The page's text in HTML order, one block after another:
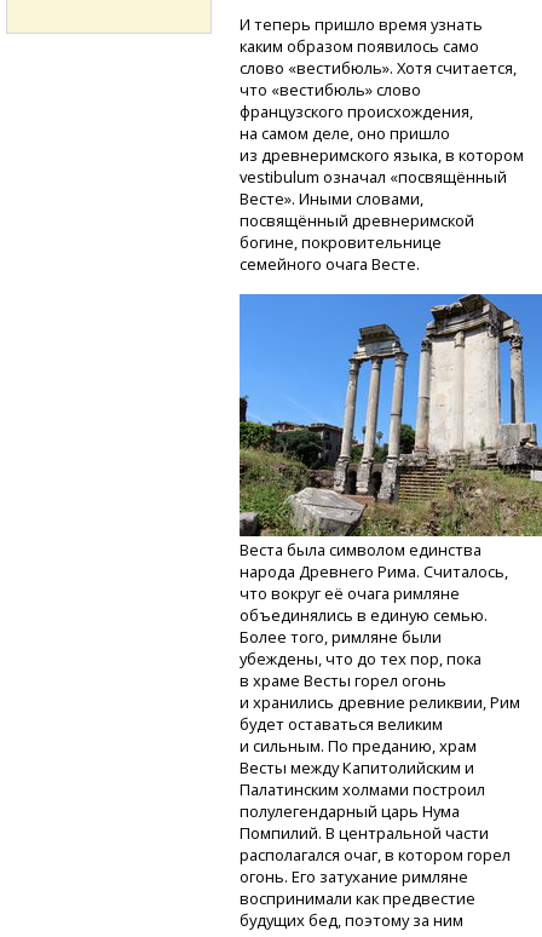
И теперь пришло время узнать
каким образом появилось само
слово «вестибюль». Хотя считается,
что «вестибюль» слово
французского происхождения,
на самом деле, оно пришло
из древнеримского языка, в котором
vestibulum означал «посвящённый
Весте». Иными словами,
посвящённый древнеримской
богине, покровительнице
семейного очага Весте.
Веста была символом единства
народа Древнего Рима. Считалось,
что вокруг её очага римляне
объединялись в единую семью.
Более того, римляне были
убеждены, что до тех пор, пока
в храме Весты горел огонь
и хранились древние реликвии, Рим
будет оставаться великим
и сильным. По преданию, храм
Весты между Капитолийским и
Палатинским холмами построил
полулегендарный царь Нума
Помпилий. В центральной части
располагался очаг, в котором горел
огонь. Его затухание римляне
воспринимали как предвестие
будущих бед, поэтому за ним